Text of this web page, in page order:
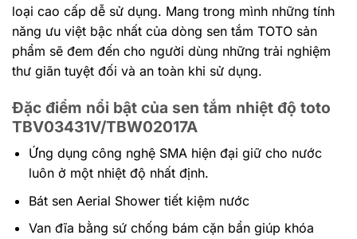
loại cao cấp dễ sử dụng. Mang trong mình những tính
năng ưu việt bậc nhất của dòng sen tắm TOTO sản
phẩm sẽ đem đến cho người dùng những trải nghiệm
thư giãn tuyệt đối và an toàn khi sử dụng.
Đặc điểm nổi bật của sen tắm nhiệt độ toto
TBV03431V/TBW02017A
Ứng dụng công nghệ SMA hiện đại giữ cho nước
luôn ở một nhiệt độ nhất định.
Bát sen Aerial Shower tiết kiệm nước
Van đĩa bằng sứ chống bám cặn bẩn giúp khóa